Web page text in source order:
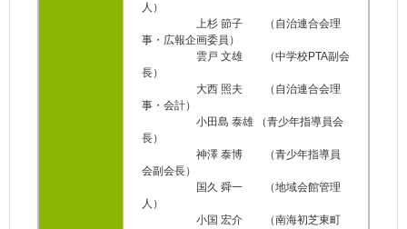
人）
上杉 節子 （自治連合会理
事・広報企画委員）
雲戸 文雄 （中学校PTA副会
長）
大西 照夫 （自治連合会理
事・会計）
小田島 泰雄 （青少年指導員会
長）
神澤 泰博 （青少年指導員
会副会長）
国久 舜一 （地域会館管理
人）
小国 宏介 （南海初芝東町